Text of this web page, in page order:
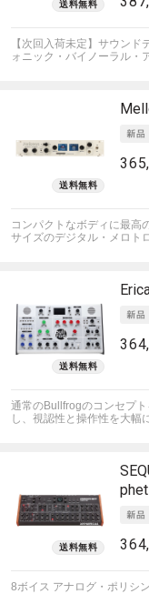
【次回入荷未定】サウン
ォニック・バイノーラル・
コンパクトなボディに最高
サイズのデジタル・メロト
通常のBullfrogのコンセプ
し、視認性と操作性を大幅
8ボイス アナログ・ポリシン